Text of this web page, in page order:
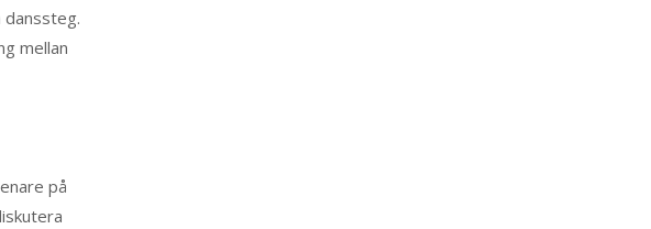
mellan
på